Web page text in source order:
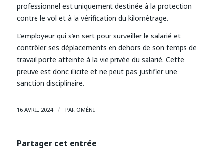
professionnel est uniquement destinée à la protection
contre le vol et à la vérification du kilométrage.
L’employeur qui s’en sert pour surveiller le salarié et
contrôler ses déplacements en dehors de son temps de
travail porte atteinte à la vie privée du salarié. Cette
preuve est donc illicite et ne peut pas justifier une
sanction disciplinaire.
16 AVRIL 2024 / PAR OMÉNI
Partager cet entrée